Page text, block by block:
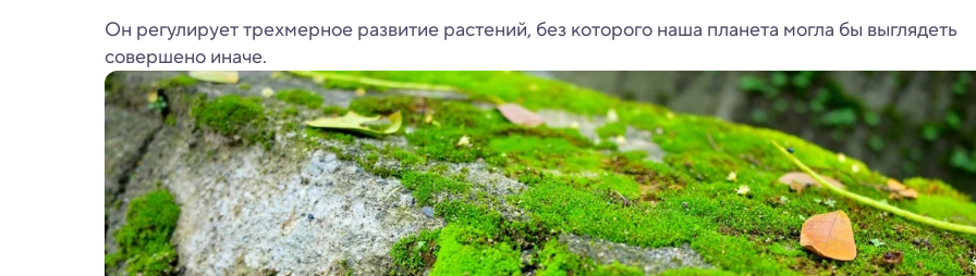
Он регулирует трехмерное развитие растений, без которого наша планета могла бы выглядеть
совершено иначе.